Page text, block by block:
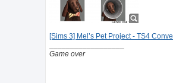
[Sims 3] Mel’s Pet Project - TS4
Game over